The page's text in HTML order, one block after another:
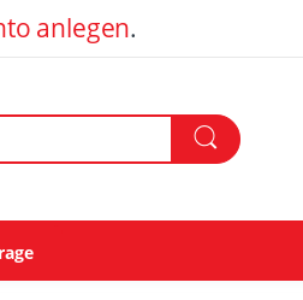
anlegen.